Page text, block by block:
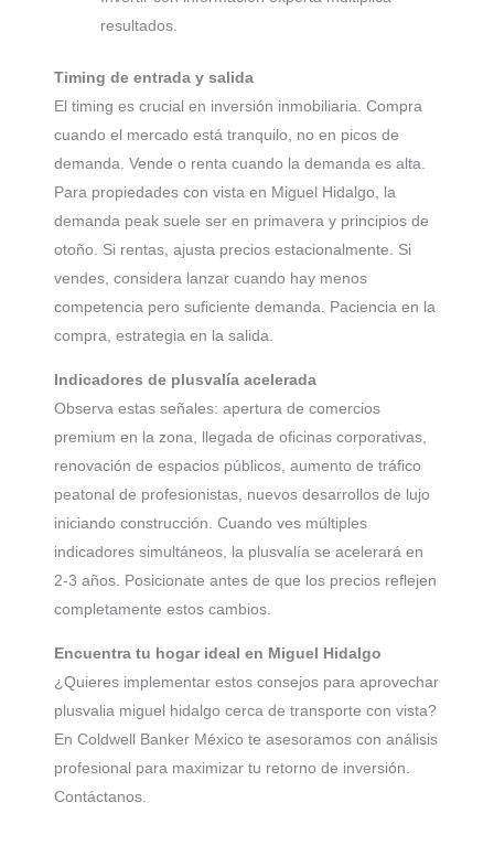
resultados.
Timing de entrada y salida
El timing es crucial en inversión inmobiliaria. Compra
cuando el mercado está tranquilo, no en picos de
demanda. Vende o renta cuando la demanda es alta.
Para propiedades con vista en Miguel Hidalgo, la
demanda peak suele ser en primavera y principios de
otoño. Si rentas, ajusta precios estacionalmente. Si
vendes, considera lanzar cuando hay menos
competencia pero suficiente demanda. Paciencia en la
compra, estrategia en la salida.
Indicadores de plusvalía acelerada
Observa estas señales: apertura de comercios
premium en la zona, llegada de oficinas corporativas,
renovación de espacios públicos, aumento de tráfico
peatonal de profesionistas, nuevos desarrollos de lujo
iniciando construcción. Cuando ves múltiples
indicadores simultáneos, la plusvalía se acelerará en
2-3 años. Posicionate antes de que los precios reflejen
completamente estos cambios.
Encuentra tu hogar ideal en Miguel Hidalgo
¿Quieres implementar estos consejos para aprovechar
plusvalia miguel hidalgo cerca de transporte con vista?
En Coldwell Banker México te asesoramos con análisis
profesional para maximizar tu retorno de inversión.
Contáctanos.